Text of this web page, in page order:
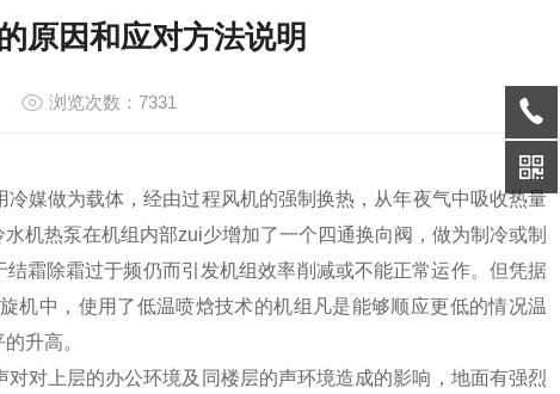
原因和应对方法说明
浏览次数：7331
媒做为载体，经由过程风机的强制换热，从年夜气中吸收热量
机热泵在机组内部zui少增加了一个四通换向阀，做为制冷或制
霜除霜过于频仍而引发机组效率削减或不能正常运作。但凭据
机中，使用了低温喷焓技术的机组凡是能够顺应更低的情况温
升高。
上层的办公环境及同楼层的声环境造成的影响，地面有强烈